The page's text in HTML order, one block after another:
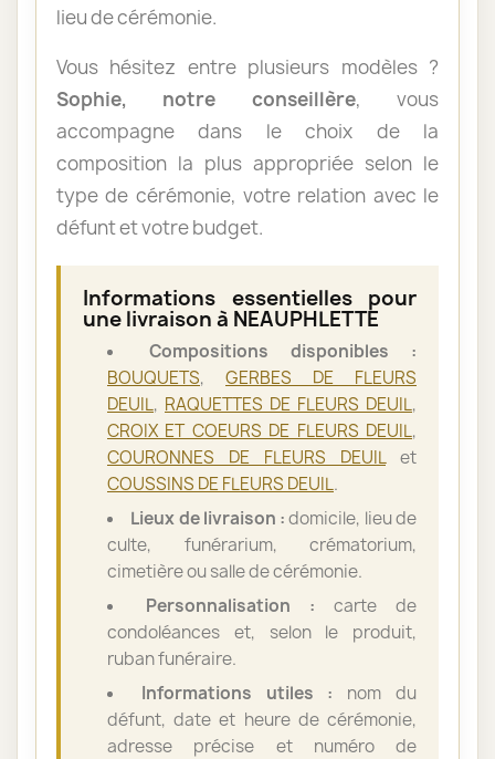
lieu de cérémonie.
Vous hésitez entre plusieurs modèles ?
Sophie, notre conseillère, vous
accompagne dans le choix de la
composition la plus appropriée selon le
type de cérémonie, votre relation avec le
défunt et votre budget.
Informations essentielles pour
une livraison à NEAUPHLETTE
Compositions disponibles :
BOUQUETS, GERBES DE FLEURS
DEUIL, RAQUETTES DE FLEURS DEUIL,
CROIX ET COEURS DE FLEURS DEUIL,
COURONNES DE FLEURS DEUILet
COUSSINS DE FLEURS DEUIL.
Lieux de livraison :domicile, lieu de
culte, funérarium, crématorium,
cimetière ou salle de cérémonie.
Personnalisation : carte de
condoléances et, selon le produit,
ruban funéraire.
Informations utiles : nom du
défunt, date et heure de cérémonie,
adresse précise et numéro de